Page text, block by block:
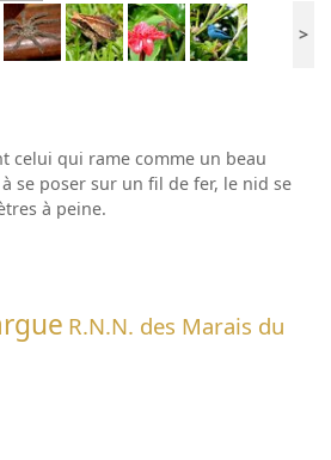
>
celui qui rame comme un beau
se poser sur un fil de fer, le nid se
à peine.
R.N.N. des Marais du